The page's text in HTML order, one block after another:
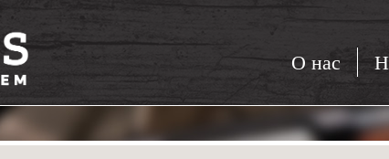
О нас